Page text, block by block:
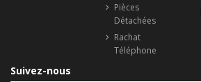
Pièces
Détachées
Rachat
Téléphone
Suivez-nous